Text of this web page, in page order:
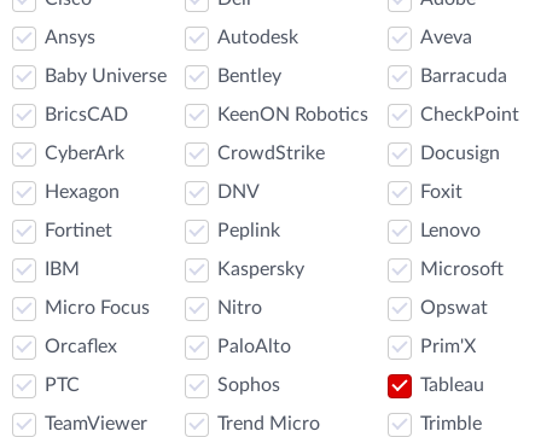
Ansys
Autodesk
Aveva
Baby Universe
Bentley
Barracuda
BricsCAD
KeenON Robotics
CheckPoint
CyberArk
CrowdStrike
Docusign
Hexagon
DNV
Foxit
Fortinet
Peplink
Lenovo
IBM
Kaspersky
Microsoft
Micro Focus
Nitro
Opswat
Orcaflex
PaloAlto
Prim'X
PTC
Sophos
Tableau
TeamViewer
Trend Micro
Trimble